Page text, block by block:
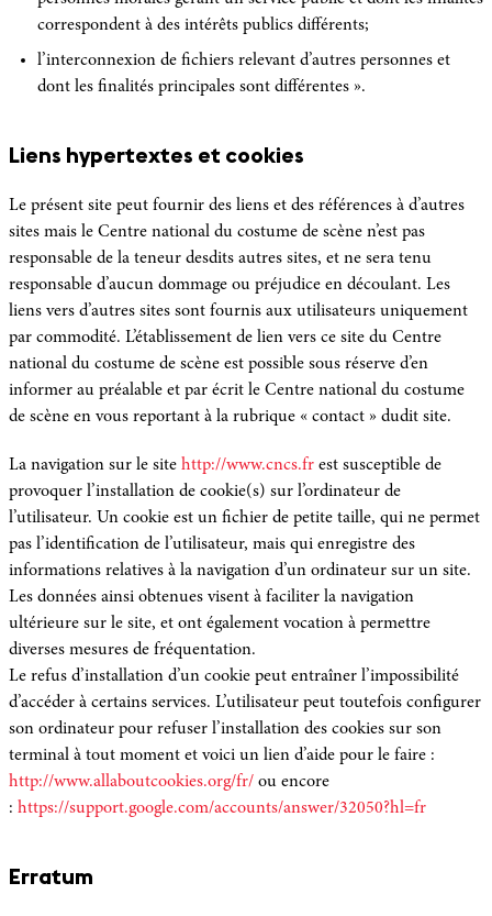
correspondent à des intérêts publics différents;
l’interconnexion de fichiers relevant d’autres personnes et
dont les finalités principales sont différentes ».
Liens hypertextes et cookies
Le présent site peut fournir des liens et des références à d’autres
sites mais le Centre national du costume de scène n’est pas
responsable de la teneur desdits autres sites, et ne sera tenu
responsable d’aucun dommage ou préjudice en découlant. Les
liens vers d’autres sites sont fournis aux utilisateurs uniquement
par commodité. L’établissement de lien vers ce site du Centre
national du costume de scène est possible sous réserve d’en
informer au préalable et par écrit le Centre national du costume
de scène en vous reportant à la rubrique « contact » dudit site.
La navigation sur le site http://www.cncs.fr est susceptible de
provoquer l’installation de cookie(s) sur l’ordinateur de
l’utilisateur. Un cookie est un fichier de petite taille, qui ne permet
pas l’identification de l’utilisateur, mais qui enregistre des
informations relatives à la navigation d’un ordinateur sur un site.
Les données ainsi obtenues visent à faciliter la navigation
ultérieure sur le site, et ont également vocation à permettre
diverses mesures de fréquentation.
Le refus d’installation d’un cookie peut entraîner l’impossibilité
d’accéder à certains services. L’utilisateur peut toutefois configurer
son ordinateur pour refuser l’installation des cookies sur son
terminal à tout moment et voici un lien d’aide pour le faire :
http://www.allaboutcookies.org/fr/ ou encore
: https://support.google.com/accounts/answer/32050?hl=fr
Erratum